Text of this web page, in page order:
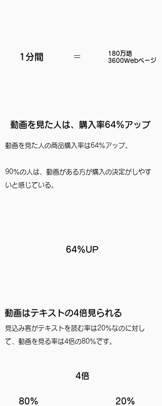
1分間 ​＝
180万語
​3600Webページ
動画を見た人は、購入率64％アップ
動画を見た人の商品購入率は64％アップ。
​90％の人は、動画がある方が購入の決定がしやす
いと感じている。
64％UP
動画はテキストの4倍見られる
見込み客がテキストを読む率は20％なのに対し
て、​動画を見る率は4倍の80％です。
4倍
​80% ​20%